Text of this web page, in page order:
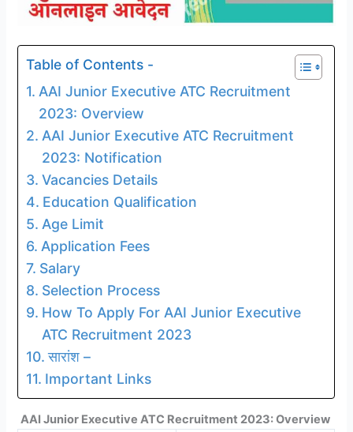
Table of Contents -
AAI Junior Executive ATC Recruitment
2023: Overview
AAI Junior Executive ATC Recruitment
2023: Notification
Vacancies Details
Education Qualification
Age Limit
Application Fees
Salary
Selection Process
How To Apply For AAI Junior Executive
ATC Recruitment 2023
सारांश –
Important Links
AAI Junior Executive ATC Recruitment 2023: Overview